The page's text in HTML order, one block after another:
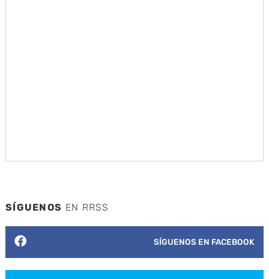
SÍGUENOS EN RRSS
SÍGUENOS EN FACEBOOK